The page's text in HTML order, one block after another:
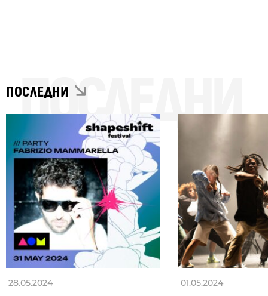
ПОСЛЕДНИ
ПОСЛЕДНИ
28.05.2024 01.05.2024